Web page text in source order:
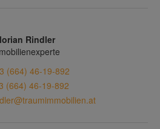
Rindler
(664) 46-19-892
(664) 46-19-892